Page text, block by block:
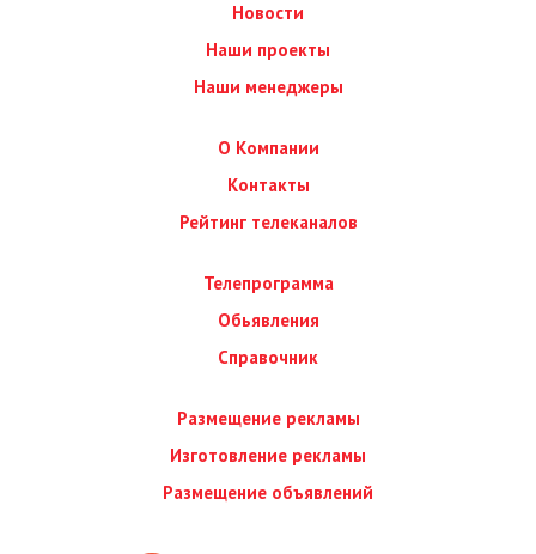
Новости
Наши проекты
Наши менеджеры
О Компании
Контакты
Рейтинг телеканалов
Телепрограмма
Обьявления
Справочник
Размещение рекламы
Изготовление рекламы
Размещение объявлений